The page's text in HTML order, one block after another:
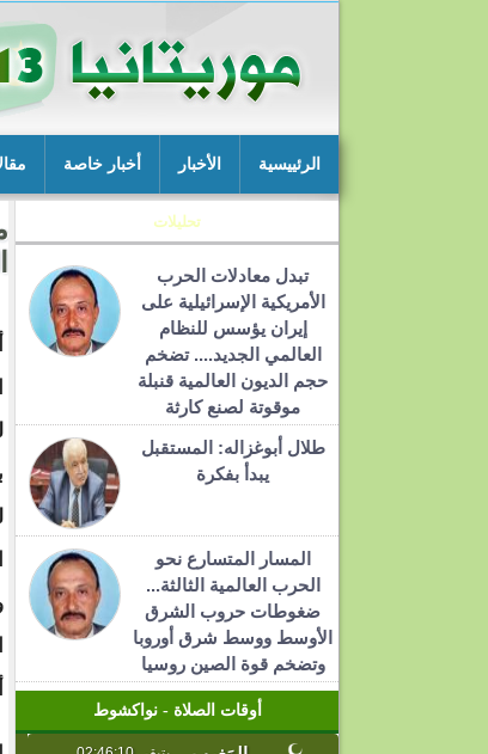
الرئييسية الأخبار أخبار خاصة
تحليلات
تبدل معادلات الحرب
الأمريكية الإسرائيلية على
إيران يؤسس للنظام
العالمي الجديد.... تضخم
حجم الديون العالمية قنبلة
موقوتة لصنع كارثة
طلال أبوغزاله: المستقبل
يبدأ بفكرة
المسار المتسارع نحو
الحرب العالمية الثالثة...
ضغوطات حروب الشرق
الأوسط ووسط شرق أوروبا
وتضخم قوة الصين روسيا
أوقات الصلاة - نواكشوط